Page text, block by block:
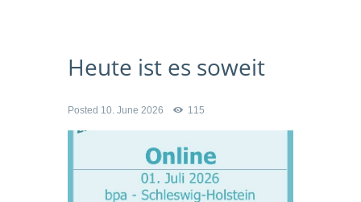
Heute ist es soweit
Posted 10. June 2026 115